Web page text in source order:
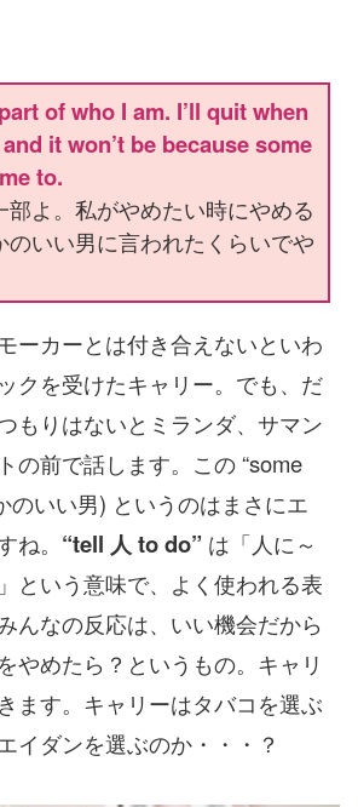
of who I am. I’ll quit when
it won’t be because some
to.
部よ。私がやめたい時にやめる
のいい男に言われたくらいでや
ーカーとは付き合えないといわ
クを受けたキャリー。でも、だ
もりはないとミランダ、サマン
の前で話します。この “some
のいい男) というのはまさにエ
ね。 “tell 人 to do” は「人に～
という意味で、よく使われる表
んなの反応は、いい機会だから
やめたら？というもの。キャリ
ます。キャリーはタバコを選ぶ
イダンを選ぶのか・・・？